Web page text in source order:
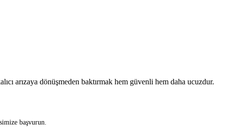
arızaya dönüşmeden baktırmak hem güvenli hem daha ucuzdur.
başvurun.